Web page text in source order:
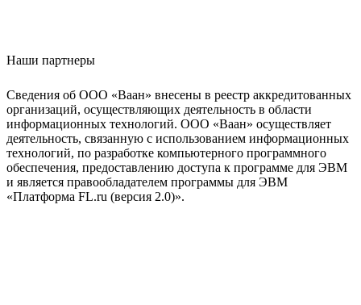
Наши партнеры
Сведения об ООО «Ваан» внесены в реестр аккредитованных
организаций, осуществляющих деятельность в области
информационных технологий. ООО «Ваан» осуществляет
деятельность, связанную с использованием информационных
технологий, по разработке компьютерного программного
обеспечения, предоставлению доступа к программе для ЭВМ
и является правообладателем программы для ЭВМ
«Платформа FL.ru (версия 2.0)».